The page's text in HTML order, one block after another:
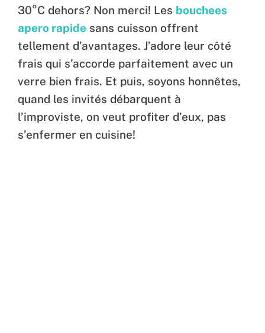
30°C dehors? Non merci! Les bouchees
apero rapide sans cuisson offrent
tellement d’avantages. J’adore leur côté
frais qui s’accorde parfaitement avec un
verre bien frais. Et puis, soyons honnêtes,
quand les invités débarquent à
l’improviste, on veut profiter d’eux, pas
s’enfermer en cuisine!